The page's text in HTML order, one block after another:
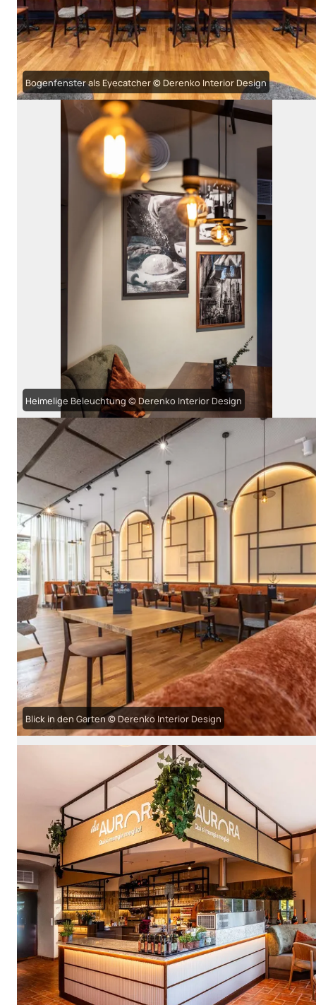
Bogenfenster als Eyecatcher © Derenko Interior Design
Heimelige Beleuchtung © Derenko Interior Design
Blick in den Garten © Derenko Interior Design